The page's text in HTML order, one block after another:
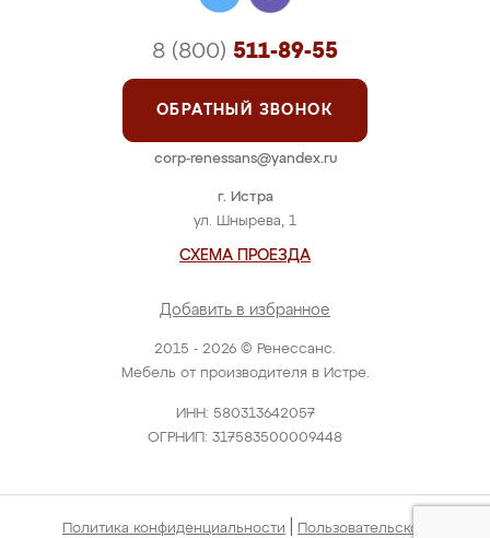
2015 - 2026 © Ренессанс.
Мебель от производителя в Истре.
ИНН: 580313642057
ОГРНИП: 317583500009448
г. Истра
ул. Шнырева, 1
СХЕМА ПРОЕЗДА
Добавить в избранное
8 (800) 511-89-55
ОБРАТНЫЙ ЗВОНОК
corp-renessans@yandex.ru
Политика конфиденциальности Пользовательское